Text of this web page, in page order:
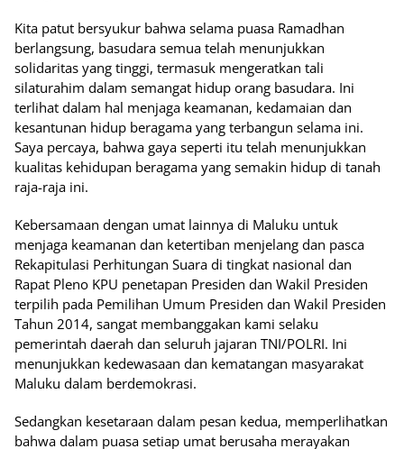
Kita patut bersyukur bahwa selama puasa Ramadhan
berlangsung, basudara semua telah menunjukkan
solidaritas yang tinggi, termasuk mengeratkan tali
silaturahim dalam semangat hidup orang basudara. Ini
terlihat dalam hal menjaga keamanan, kedamaian dan
kesantunan hidup beragama yang terbangun selama ini.
Saya percaya, bahwa gaya seperti itu telah menunjukkan
kualitas kehidupan beragama yang semakin hidup di tanah
raja-raja ini.
Kebersamaan dengan umat lainnya di Maluku untuk
menjaga keamanan dan ketertiban menjelang dan pasca
Rekapitulasi Perhitungan Suara di tingkat nasional dan
Rapat Pleno KPU penetapan Presiden dan Wakil Presiden
terpilih pada Pemilihan Umum Presiden dan Wakil Presiden
Tahun 2014, sangat membanggakan kami selaku
pemerintah daerah dan seluruh jajaran TNI/POLRI. Ini
menunjukkan kedewasaan dan kematangan masyarakat
Maluku dalam berdemokrasi.
Sedangkan kesetaraan dalam pesan kedua, memperlihatkan
bahwa dalam puasa setiap umat berusaha merayakan